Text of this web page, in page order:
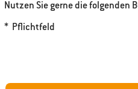
Nutzen Sie gerne die folgenden
* Pflichtfeld